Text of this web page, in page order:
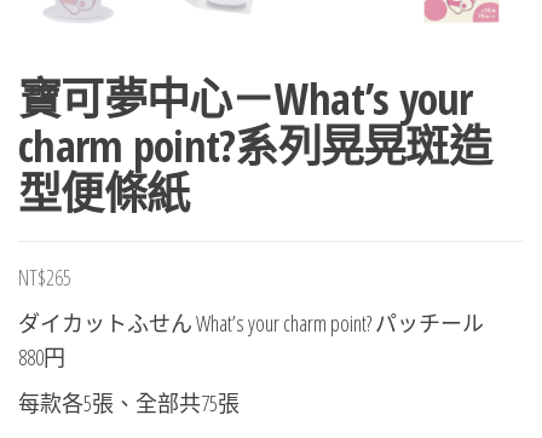
寶可夢中心－What’s your
charm point?系列晃晃斑造
型便條紙
NT$265
ダイカットふせん What’s your charm point? パッチール
880円
每款各5張、全部共75張